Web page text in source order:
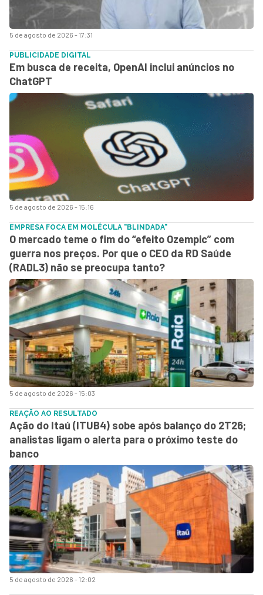
5 de agosto de 2026 - 17:31
5 de agosto de 2026 - 15:16
PUBLICIDADE DIGITAL
Em busca de receita, OpenAI inclui anúncios no
ChatGPT
5 de agosto de 2026 - 15:03
EMPRESA FOCA EM MOLÉCULA "BLINDADA"
O mercado teme o fim do “efeito Ozempic” com
guerra nos preços. Por que o CEO da RD Saúde
(RADL3) não se preocupa tanto?
5 de agosto de 2026 - 12:02
REAÇÃO AO RESULTADO
Ação do Itaú (ITUB4) sobe após balanço do 2T26;
analistas ligam o alerta para o próximo teste do
banco